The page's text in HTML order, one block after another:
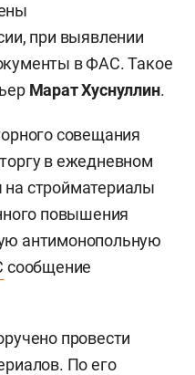
при выявлении
в ФАС. Такое
Марат Хуснуллин.
совещания
в ежедневном
стройматериалы
повышения
антимонопольную
сообщение
провести
По его